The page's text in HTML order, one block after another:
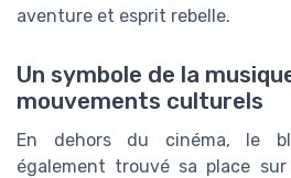
aventure et esprit rebelle.
Un symbole de la
mouvements culturels
En dehors du cinéma, le
également trouvé sa place